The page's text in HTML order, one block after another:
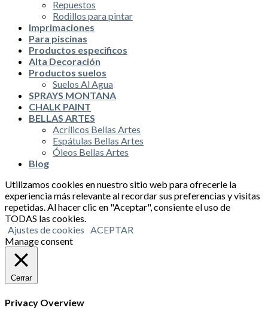
Repuestos
Rodillos para pintar
Imprimaciones
Para piscinas
Productos especificos
Alta Decoración
Productos suelos
Suelos Al Agua
SPRAYS MONTANA
CHALK PAINT
BELLAS ARTES
Acrílicos Bellas Artes
Espátulas Bellas Artes
Óleos Bellas Artes
Blog
Utilizamos cookies en nuestro sitio web para ofrecerle la
experiencia más relevante al recordar sus preferencias y visitas
repetidas. Al hacer clic en "Aceptar", consiente el uso de
TODAS las cookies.
Ajustes de cookies ACEPTAR
Manage consent
Cerrar
Privacy Overview